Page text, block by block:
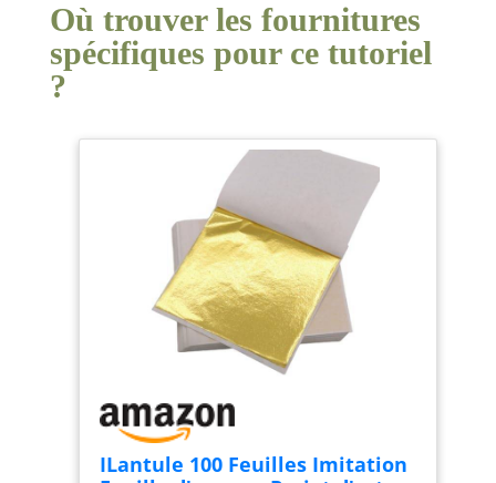
Où trouver les fournitures
spécifiques pour ce tutoriel
?
ILantule 100 Feuilles Imitation